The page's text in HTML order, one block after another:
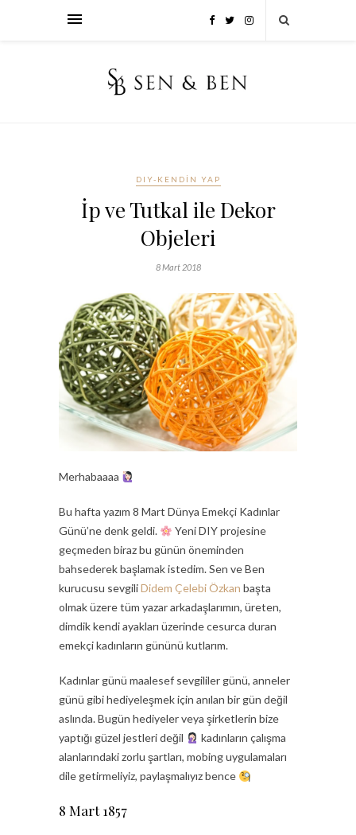
DIY-KENDIN YAP
İp ve Tutkal ile Dekor
Objeleri
8 Mart 2018
Merhabaaaa
Bu hafta yazım 8 Mart Dünya Emekçi Kadınlar
Günü’ne denk geldi.
Yeni DIY projesine
geçmeden biraz bu günün öneminden
bahsederek başlamak istedim. Sen ve Ben
kurucusu sevgiliDidem Çelebi Özkan başta
olmak üzere tüm yazar arkadaşlarımın, üreten,
dimdik kendi ayakları üzerinde cesurca duran
emekçi kadınların gününü kutlarım.
Kadınlar günü maalesef sevgililer günü, anneler
günü gibi hediyeleşmek için anılan bir gün değil
aslında. Bugün hediyeler veya şirketlerin bize
yaptığı güzel jestleri değil
kadınların çalışma
alanlarındaki zorlu şartları, mobing uygulamaları
dile getirmeliyiz, paylaşmalıyız bence
8 Mart 1857